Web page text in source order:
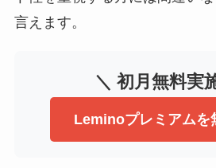
言えます。
＼ 初月無料実
Leminoプレミアムを